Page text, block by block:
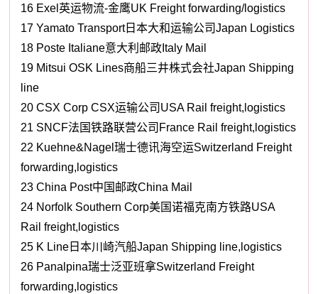
16 Exel英运物流-金鹰UK Freight forwarding/logistics
17 Yamato Transport日本大和运输公司Japan Logistics
18 Poste Italiane意大利邮政Italy Mail
19 Mitsui OSK Lines商船三井株式会社Japan Shipping
line
20 CSX Corp CSX运输公司USA Rail freight,logistics
21 SNCF法国铁路联营公司France Rail freight,logistics
22 Kuehne&Nagel瑞士德讯海空运Switzerland Freight
forwarding,logistics
23 China Post中国邮政China Mail
24 Norfolk Southern Corp美国诺福克南方铁路USA
Rail freight,logistics
25 K Line日本川崎汽船Japan Shipping line,logistics
26 Panalpina瑞士泛亚班拿Switzerland Freight
forwarding,logistics